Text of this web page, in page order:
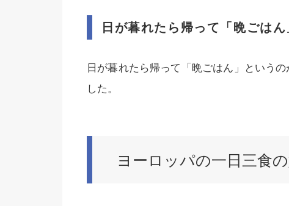
日が暮れたら帰って「晩ごはん
日が暮れたら帰って「晩ごはん」という
した。
ヨーロッパの一日三食